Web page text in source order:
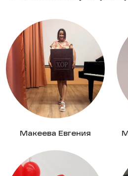
Макеева Евгения